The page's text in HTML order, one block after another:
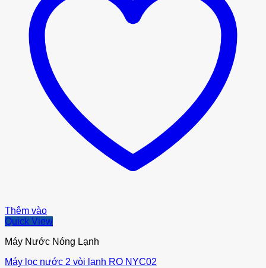
Thêm vào
Quick View
Máy Nước Nóng Lạnh
Máy lọc nước 2 vòi lạnh RO NYC02